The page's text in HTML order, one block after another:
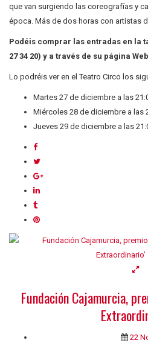
que van surgiendo las coreografías y
época. Más de dos horas con artistas
Podéis comprar las entradas en la
27 34 20) y a través de su página
Lo podréis ver en el Teatro Circo los
Martes 27 de diciembre a las
Miércoles 28 de diciembre a las
Jueves 29 de diciembre a las
Fundación Cajamurcia,
22